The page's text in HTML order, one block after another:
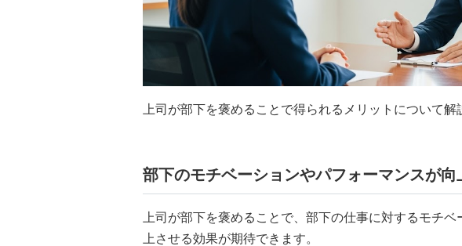
上司が部下を褒めることで得られるメリットについて解
部下のモチベーションやパフォーマンスが向
上司が部下を褒めることで、部下の仕事に対するモチ
上させる効果が期待できます。